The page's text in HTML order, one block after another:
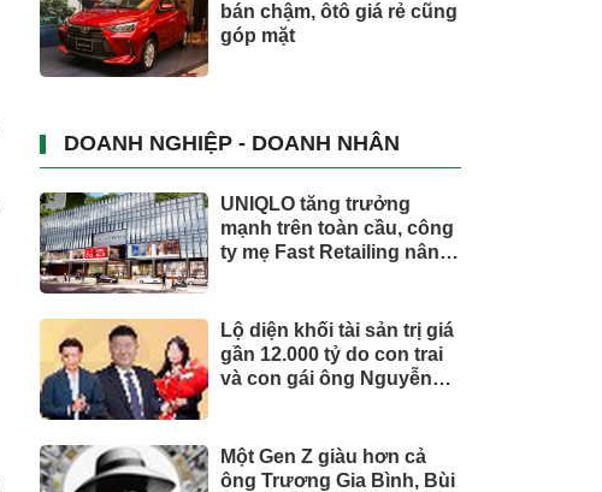
bán chậm, ôtô giá rẻ cũng
góp mặt
DOANH NGHIỆP - DOANH NHÂN
UNIQLO tăng trưởng
mạnh trên toàn cầu, công
ty mẹ Fast Retailing nâng
Lộ diện khối tài sản trị giá
gần 12.000 tỷ do con trai
và con gái ông Nguyễn
Một Gen Z giàu hơn cả
ông Trương Gia Bình, Bùi